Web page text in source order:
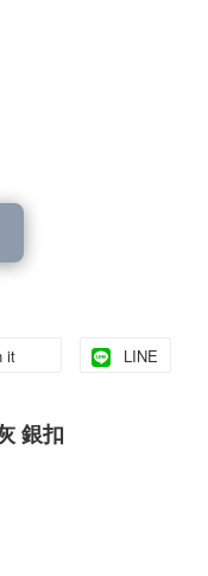
it LINE
銀扣